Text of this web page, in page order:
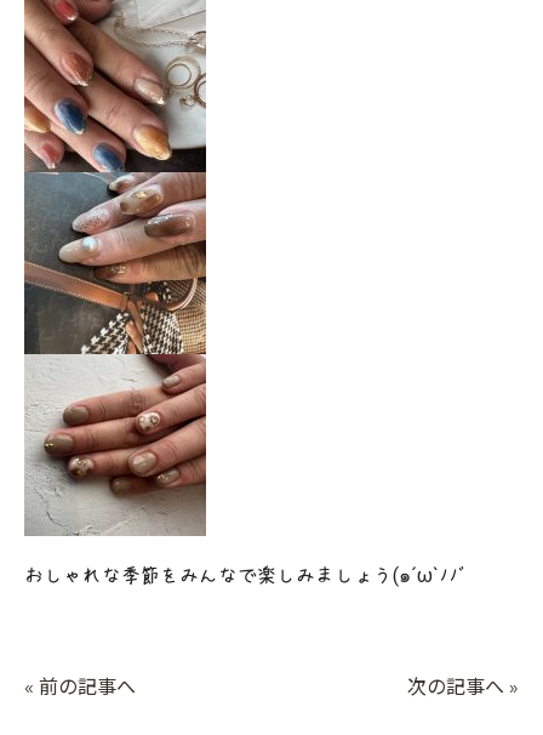
おしゃれな季節をみんなで楽しみましょう(๑´ω`ﾉﾉﾞ✧
« 前の記事へ 次の記事へ »